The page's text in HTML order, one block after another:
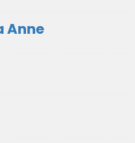
Anne